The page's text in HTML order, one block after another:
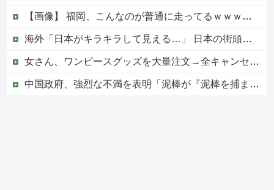
【画像】 福岡、こんなのが普通に走ってるｗｗｗｗｗｗｗｗｗｗｗｗｗｗｗｗｗｗｗｗｗｗｗｗｗｗｗｗｗｗｗｗｗｗｗｗｗｗｗｗ
海外「日本がキラキラして見える…」 日本の街頭インタビューに登場した女子高生4人組がエモすぎると話題に
女さん、ワンピースグッズを大量注文→全キャンセルで逮捕ｗｗｗ
中国政府、強烈な不満を表明「泥棒が『泥棒を捕まえろ』と叫ぶようなやり口で中国を貶めている」と強く非難！